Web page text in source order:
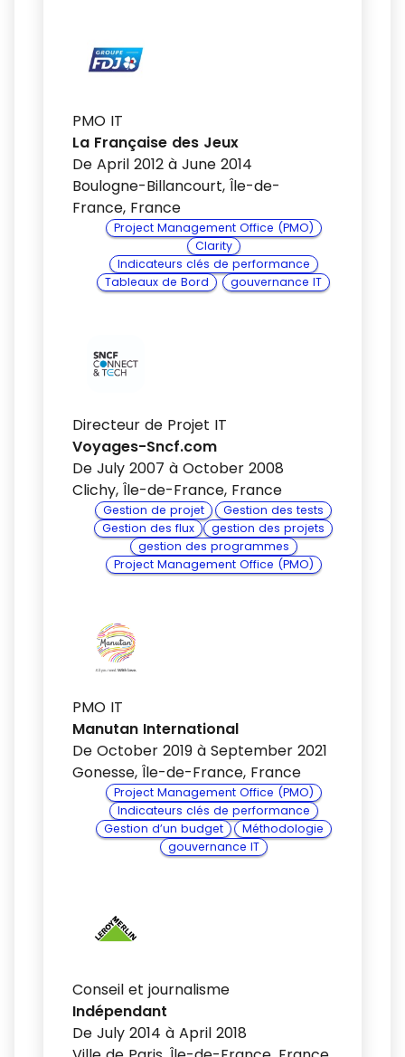
PMO IT
La Française des Jeux
De April 2012 à June 2014
Boulogne-Billancourt, Île-de-
France, France
Project Management Office (PMO)
Clarity
Indicateurs clés de performance
Tableaux de Bord
gouvernance IT
Directeur de Projet IT
Voyages-Sncf.com
De July 2007 à October 2008
Clichy, Île-de-France, France
Gestion de projet
Gestion des tests
Gestion des flux
gestion des projets
gestion des programmes
Project Management Office (PMO)
PMO IT
Manutan International
De October 2019 à September 2021
Gonesse, Île-de-France, France
Project Management Office (PMO)
Indicateurs clés de performance
Gestion d’un budget
Méthodologie
gouvernance IT
Conseil et journalisme
Indépendant
De July 2014 à April 2018